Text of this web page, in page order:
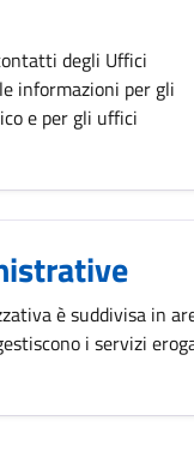
degli Uffici
informazioni per gli
e per gli uffici
è suddivisa in
i servizi